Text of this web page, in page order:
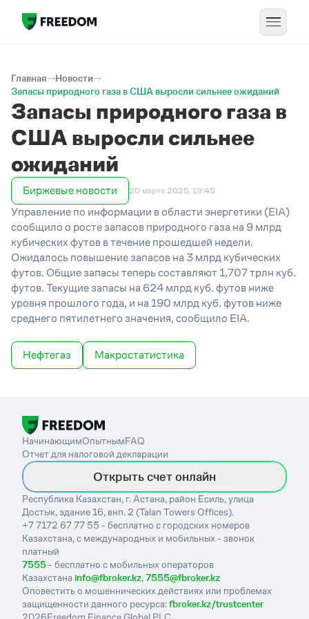
Главная
Новости
Запасы природного газа в США выросли сильнее ожиданий
Запасы природного газа в
США выросли сильнее
ожиданий
Биржевые новости 20 марта 2025, 19:45
Управление по информации в области энергетики (EIA)
сообщило о росте запасов природного газа на 9 млрд
кубических футов в течение прошедшей недели.
Ожидалось повышение запасов на 3 млрд кубических
футов. Общие запасы теперь составляют 1,707 трлн куб.
футов. Текущие запасы на 624 млрд куб. футов ниже
уровня прошлого года, и на 190 млрд куб. футов ниже
среднего пятилетнего значения, сообщило EIA.
Нефтегаз Макростатистика
НачинающимОпытнымFAQ
Отчет для налоговой декларации
Открыть счет онлайн
Республика Казахстан, г. Астана, район Есиль, улица
Достык, здание 16, внп. 2 (Talan Towers Offices).
+7 7172 67 77 55 - бесплатно с городских номеров
Казахстана, с международных и мобильных - звонок
платный
7555- бесплатно с мобильных операторов
Казахстанаinfo@fbroker.kz,7555@fbroker.kz
Оповестить о мошеннических действиях или проблемах
защищенности данного ресурса:fbroker.kz/trustcenter